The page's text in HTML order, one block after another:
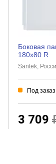
Боковая
180x80 R
Santek,
Под заказ
3 709